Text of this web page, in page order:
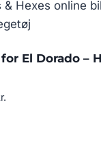
El Dorado –